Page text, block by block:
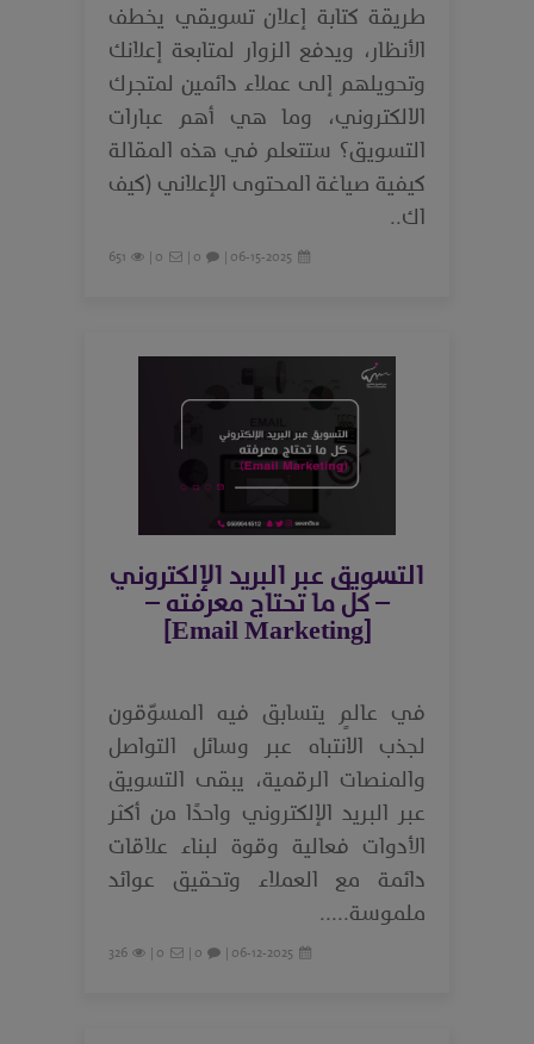
طريقة كتابة إعلان تسويقي يخطف
الأنظار، ويدفع الزوار لمتابعة إعلانك
وتحويلهم إلى عملاء دائمين لمتجرك
الالكتروني، وما هي أهم عبارات
التسويق؟ ستتعلم في هذه المقالة
كيفية صياغة المحتوى الإعلاني (كيف
اك..
06-15-2025 |
0 |
0 |
651
التسويق عبر البريد الإلكتروني
– كل ما تحتاج معرفته –
[Email Marketing]
في عالمٍ يتسابق فيه المسوّقون
لجذب الانتباه عبر وسائل التواصل
والمنصات الرقمية، يبقى التسويق
عبر البريد الإلكتروني واحدًا من أكثر
الأدوات فعالية وقوة لبناء علاقات
دائمة مع العملاء وتحقيق عوائد
ملموسة.....
06-12-2025 |
0 |
0 |
326